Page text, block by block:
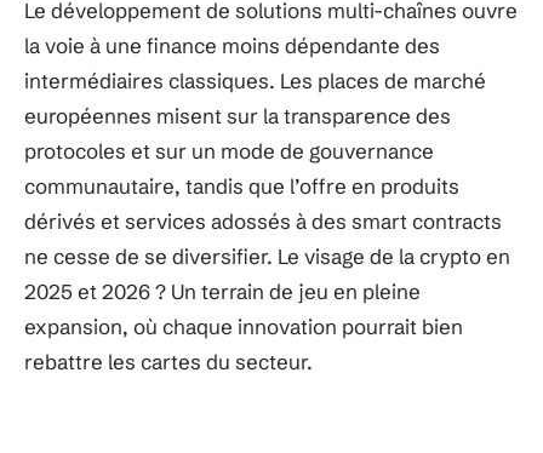
Le développement de solutions multi-chaînes ouvre
la voie à une finance moins dépendante des
intermédiaires classiques. Les places de marché
européennes misent sur la transparence des
protocoles et sur un mode de gouvernance
communautaire, tandis que l’offre en produits
dérivés et services adossés à des smart contracts
ne cesse de se diversifier. Le visage de la crypto en
2025 et 2026 ? Un terrain de jeu en pleine
expansion, où chaque innovation pourrait bien
rebattre les cartes du secteur.